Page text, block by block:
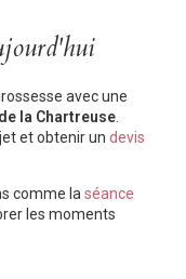
avec une
la Chartreuse
et obtenir un devis
comme la séance
les moments